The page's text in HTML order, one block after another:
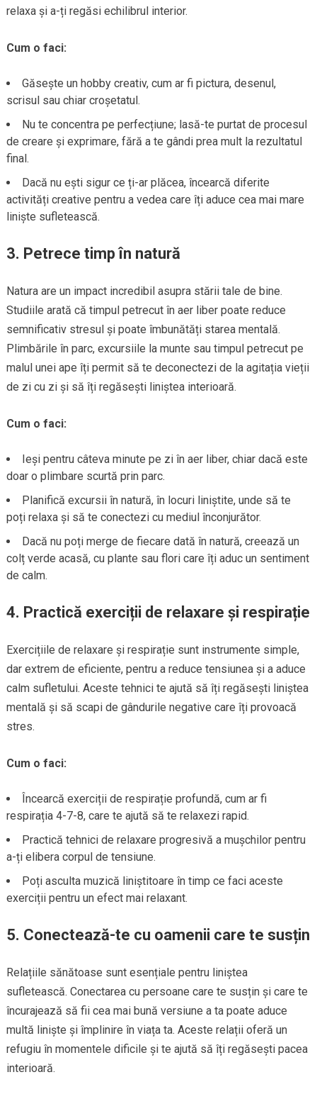
relaxa și a-ți regăsi echilibrul interior.
Cum o faci:
Găsește un hobby creativ, cum ar fi pictura, desenul,
scrisul sau chiar croșetatul.
Nu te concentra pe perfecțiune; lasă-te purtat de procesul
de creare și exprimare, fără a te gândi prea mult la rezultatul
final.
Dacă nu ești sigur ce ți-ar plăcea, încearcă diferite
activități creative pentru a vedea care îți aduce cea mai mare
liniște sufletească.
3. Petrece timp în natură
Natura are un impact incredibil asupra stării tale de bine.
Studiile arată că timpul petrecut în aer liber poate reduce
semnificativ stresul și poate îmbunătăți starea mentală.
Plimbările în parc, excursiile la munte sau timpul petrecut pe
malul unei ape îți permit să te deconectezi de la agitația vieții
de zi cu zi și să îți regăsești liniștea interioară.
Cum o faci:
Ieși pentru câteva minute pe zi în aer liber, chiar dacă este
doar o plimbare scurtă prin parc.
Planifică excursii în natură, în locuri liniștite, unde să te
poți relaxa și să te conectezi cu mediul înconjurător.
Dacă nu poți merge de fiecare dată în natură, creează un
colț verde acasă, cu plante sau flori care îți aduc un sentiment
de calm.
4. Practică exerciții de relaxare și respirație
Exercițiile de relaxare și respirație sunt instrumente simple,
dar extrem de eficiente, pentru a reduce tensiunea și a aduce
calm sufletului. Aceste tehnici te ajută să îți regăsești liniștea
mentală și să scapi de gândurile negative care îți provoacă
stres.
Cum o faci:
Încearcă exerciții de respirație profundă, cum ar fi
respirația 4-7-8, care te ajută să te relaxezi rapid.
Practică tehnici de relaxare progresivă a mușchilor pentru
a-ți elibera corpul de tensiune.
Poți asculta muzică liniștitoare în timp ce faci aceste
exerciții pentru un efect mai relaxant.
5. Conectează-te cu oamenii care te susțin
Relațiile sănătoase sunt esențiale pentru liniștea
sufletească. Conectarea cu persoane care te susțin și care te
încurajează să fii cea mai bună versiune a ta poate aduce
multă liniște și împlinire în viața ta. Aceste relații oferă un
refugiu în momentele dificile și te ajută să îți regăsești pacea
interioară.